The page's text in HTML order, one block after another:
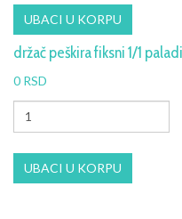
držač peškira fiksni 1/1
0 RSD